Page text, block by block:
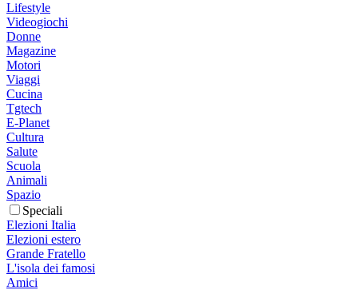
Lifestyle
Videogiochi
Donne
Magazine
Motori
Viaggi
Cucina
Tgtech
E-Planet
Cultura
Salute
Scuola
Animali
Spazio
Speciali
Elezioni Italia
Elezioni estero
Grande Fratello
L'isola dei famosi
Amici